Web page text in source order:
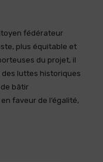
fédérateur
plus équitable et
du projet, il
des luttes historiques
bâtir
faveur de l’égalité,